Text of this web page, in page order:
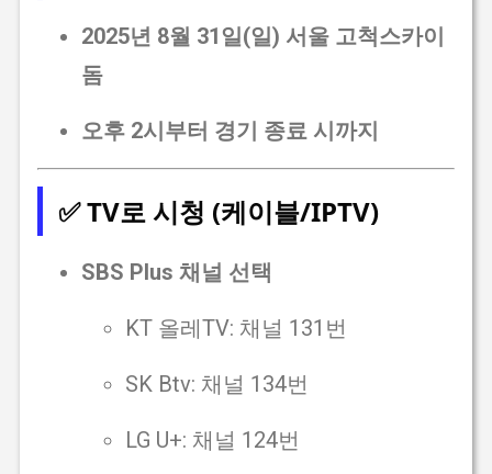
2025년 8월 31일(일) 서울 고척스카이
돔
오후 2시부터 경기 종료 시까지
✅ TV로 시청 (케이블/IPTV)
SBS Plus 채널 선택
KT 올레TV: 채널 131번
SK Btv: 채널 134번
LG U+: 채널 124번